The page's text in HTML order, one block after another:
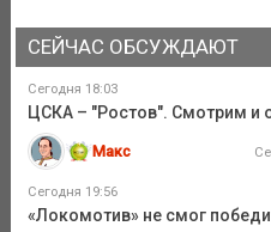
СЕЙЧАС ОБСУЖДАЮТ
Сегодня 18:03
ЦСКА – "Ростов". Смотрим и
Макс
Сегодня 19:56
«Локомотив» не смог